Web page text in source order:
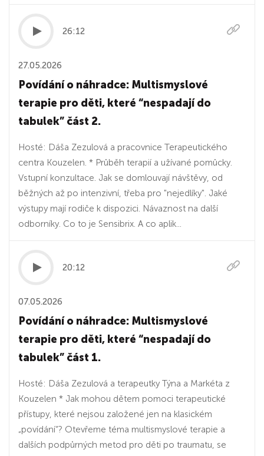
26:12
27.05.2026
Povídání o náhradce: Multismyslové
terapie pro děti, které “nespadají do
tabulek” část 2.
Hosté: Dáša Zezulová a pracovnice Terapeutického
centra Kouzelen. * Průběh terapií a užívané pomůcky.
Vstupní konzultace. Jak se domlouvají návštěvy, od
běžných až po intenzivní, třeba pro "nejedlíky". Jaké
výstupy mají rodiče k dispozici. Návaznost na další
odborníky. Co to je Sensibrix. A co aplik...
20:12
07.05.2026
Povídání o náhradce: Multismyslové
terapie pro děti, které “nespadají do
tabulek” část 1.
Hosté: Dáša Zezulová a terapeutky Týna a Markéta z
Kouzelen * Jak mohou dětem pomoci terapeutické
přístupy, které nejsou založené jen na klasickém
„povídání“? Otevřeme téma multismyslové terapie a
dalších podpůrných metod pro děti po traumatu, se